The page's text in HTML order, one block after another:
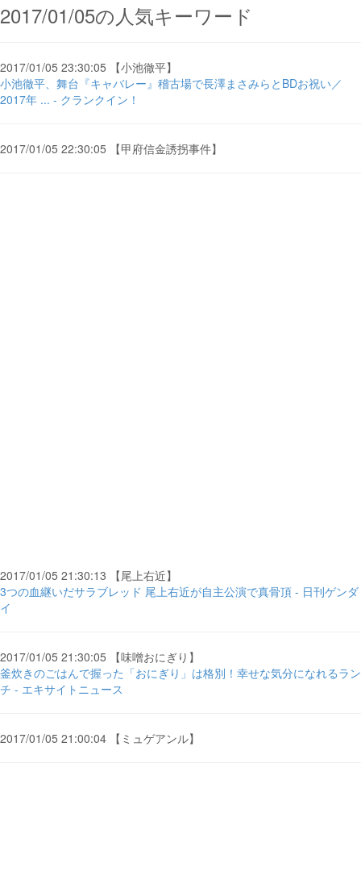
2017/01/05の人気キーワード
2017/01/05 23:30:05 【小池徹平】
小池徹平、舞台『キャバレー』稽古場で長澤まさみらとBDお祝い／
2017年 ... - クランクイン！
2017/01/05 22:30:05 【甲府信金誘拐事件】
2017/01/05 21:30:13 【尾上右近】
3つの血継いだサラブレッド 尾上右近が自主公演で真骨頂 - 日刊ゲンダ
イ
2017/01/05 21:30:05 【味噌おにぎり】
釜炊きのごはんで握った「おにぎり」は格別！幸せな気分になれるラン
チ - エキサイトニュース
2017/01/05 21:00:04 【ミュゲアンル】